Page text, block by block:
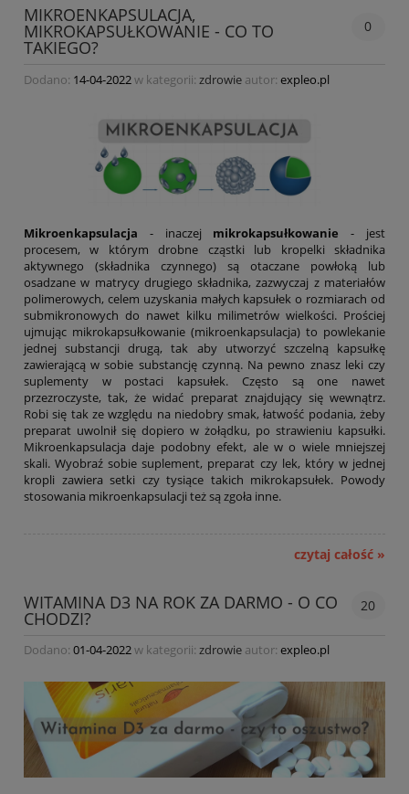
MIKROENKAPSULACJA,
MIKROKAPSUŁKOWANIE - CO TO
TAKIEGO?
0
Dodano: 14-04-2022w kategorii: zdrowie autor: expleo.pl
Mikroenkapsulacja - inaczej mikrokapsułkowanie - jest
procesem, w którym drobne cząstki lub kropelki składnika
aktywnego (składnika czynnego) są otaczane powłoką lub
osadzane w matrycy drugiego składnika, zazwyczaj z materiałów
polimerowych, celem uzyskania małych kapsułek o rozmiarach od
submikronowych do nawet kilku milimetrów wielkości. Prościej
ujmując mikrokapsułkowanie (mikroenkapsulacja) to powlekanie
jednej substancji drugą, tak aby utworzyć szczelną kapsułkę
zawierającą w sobie substancję czynną. Na pewno znasz leki czy
suplementy w postaci kapsułek. Często są one nawet
przezroczyste, tak, że widać preparat znajdujący się wewnątrz.
Robi się tak ze względu na niedobry smak, łatwość podania, żeby
preparat uwolnił się dopiero w żołądku, po strawieniu kapsułki.
Mikroenkapsulacja daje podobny efekt, ale w o wiele mniejszej
skali. Wyobraź sobie suplement, preparat czy lek, który w jednej
kropli zawiera setki czy tysiące takich mikrokapsułek. Powody
stosowania mikroenkapsulacji też są zgoła inne.
czytaj całość »
WITAMINA D3 NA ROK ZA DARMO - O CO
CHODZI?
20
Dodano: 01-04-2022w kategorii: zdrowie autor: expleo.pl